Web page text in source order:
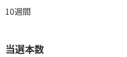
10週間
当選本数